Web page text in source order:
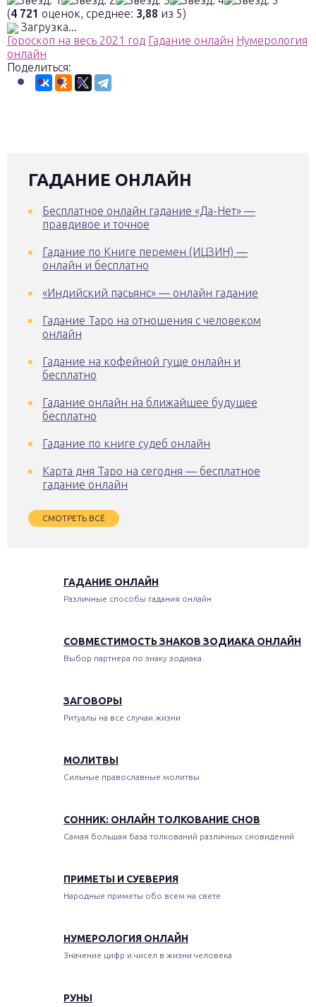
(4 721 оценок, среднее: 3,88 из 5)
Загрузка...
Гороскоп на весь 2021 год Гадание онлайн Нумерология
онлайн
Поделиться:
ГАДАНИЕ ОНЛАЙН
Бесплатное онлайн гадание «Да-Нет» —
правдивое и точное
Гадание по Книге перемен (ИЦЗИН) —
онлайн и бесплатно
«Индийский пасьянс» — онлайн гадание
Гадание Таро на отношения с человеком
онлайн
Гадание на кофейной гуще онлайн и
бесплатно
Гадание онлайн на ближайшее будущее
бесплатно
Гадание по книге судеб онлайн
Карта дня Таро на сегодня — бесплатное
гадание онлайн
СМОТРЕТЬ ВСЁ
ГАДАНИЕ ОНЛАЙН
Различные способы гадания онлайн
СОВМЕСТИМОСТЬ ЗНАКОВ ЗОДИАКА ОНЛАЙН
Выбор партнера по знаку зодиака
ЗАГОВОРЫ
Ритуалы на все случаи жизни
МОЛИТВЫ
Сильные православные молитвы
СОННИК: ОНЛАЙН ТОЛКОВАНИЕ СНОВ
Самая большая база толкований различных сновидений
ПРИМЕТЫ И СУЕВЕРИЯ
Народные приметы обо всем на свете
НУМЕРОЛОГИЯ ОНЛАЙН
Значение цифр и чисел в жизни человека
РУНЫ